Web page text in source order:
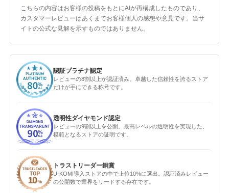
こちらの内容はお客様の投稿をもとにAIが再構成したものであり、
カスタマーレビューはあくまでお客様個人の感想や意見です。当サ
イトの公式な見解を示すものではありません。
認証プラチナ認定
レビューの8割以上が認証済み。卓越した信頼性を誇るストア
だけが手にできる称号です。
透明性ダイヤモンド認定
レビューの9割以上を公開。最高レベルの透明性を実現した、
模範となるストアの証明です。
トラストリーダー銅賞
U-KOMI導入ストアの中で上位10%に選出。認証済みレビュー
の公開数で業界をリードする存在です。